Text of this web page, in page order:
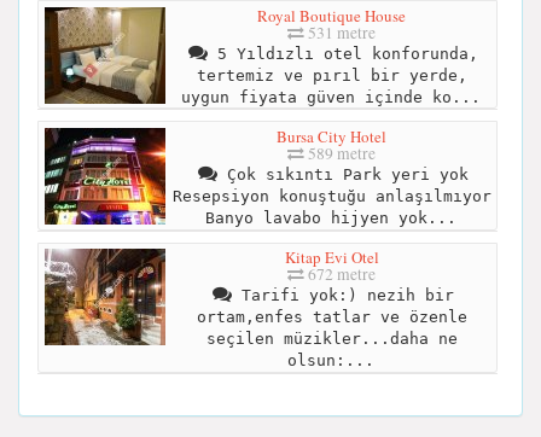
Royal Boutique House
531 metre
5 Yıldızlı otel konforunda,
tertemiz ve pırıl bir yerde,
uygun fiyata güven içinde ko...
Bursa City Hotel
589 metre
Çok sıkıntı Park yeri yok
Resepsiyon konuştuğu anlaşılmıyor
Banyo lavabo hijyen yok...
Kitap Evi Otel
672 metre
Tarifi yok:) nezih bir
ortam,enfes tatlar ve özenle
seçilen müzikler...daha ne
olsun:...